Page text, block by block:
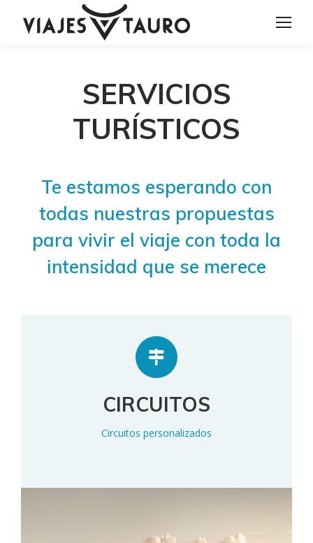
SERVICIOS
TURÍSTICOS
Te estamos esperando con
todas nuestras propuestas
para vivir el viaje con toda la
intensidad que se merece
CIRCUITOS
Circuitos personalizados